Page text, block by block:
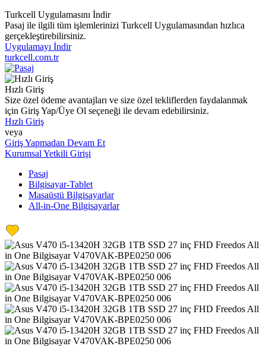
Turkcell Uygulamasını İndir
Pasaj ile ilgili tüm işlemlerinizi Turkcell Uygulamasından hızlıca
gerçekleştirebilirsiniz.
Uygulamayı İndir
turkcell.com.tr
Hızlı Giriş
Size özel ödeme avantajları ve size özel tekliflerden faydalanmak
için Giriş Yap/Üye Ol seçeneği ile devam edebilirsiniz.
Hızlı Giriş
veya
Giriş Yapmadan Devam Et
Kurumsal Yetkili Girişi
Pasaj
Bilgisayar-Tablet
Masaüstü Bilgisayarlar
All-in-One Bilgisayarlar